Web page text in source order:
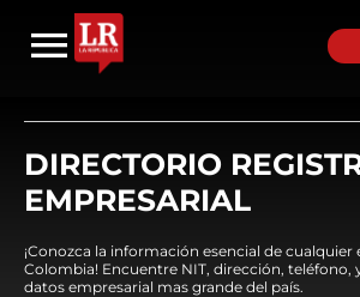
DIRECTORIO
EMPRESARIAL
¡Conozca la información esencial de cualquier
Colombia! Encuentre NIT, dirección, teléfono,
datos empresarial mas grande del país.